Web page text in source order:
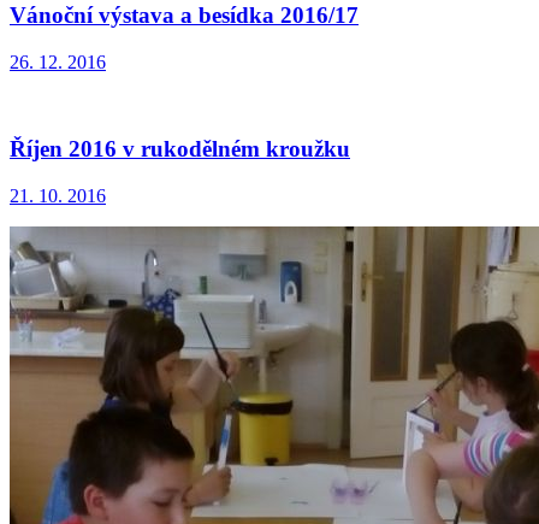
Vánoční výstava a besídka 2016/17
26. 12. 2016
Říjen 2016 v rukodělném kroužku
21. 10. 2016